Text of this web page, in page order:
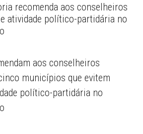
recomenda aos conselheiros
atividade político-partidária no
aos conselheiros
municípios que evitem
político-partidária no